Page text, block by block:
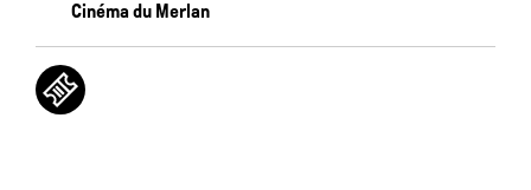
Cinéma du Merlan